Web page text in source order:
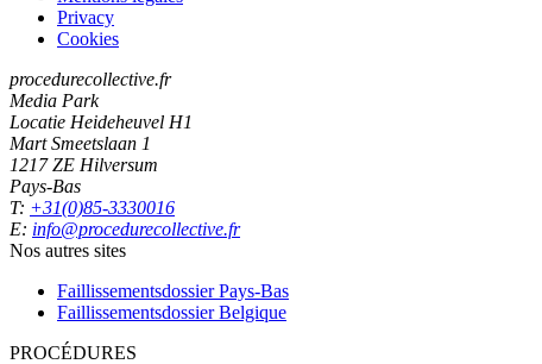
Privacy
Cookies
procedurecollective.fr
Media Park
Locatie Heideheuvel H1
Mart Smeetslaan 1
1217 ZE Hilversum
Pays-Bas
T: +31(0)85-3330016
E: info@procedurecollective.fr
Nos autres sites
Faillissementsdossier Pays-Bas
Faillissementsdossier Belgique
PROCÉDURES